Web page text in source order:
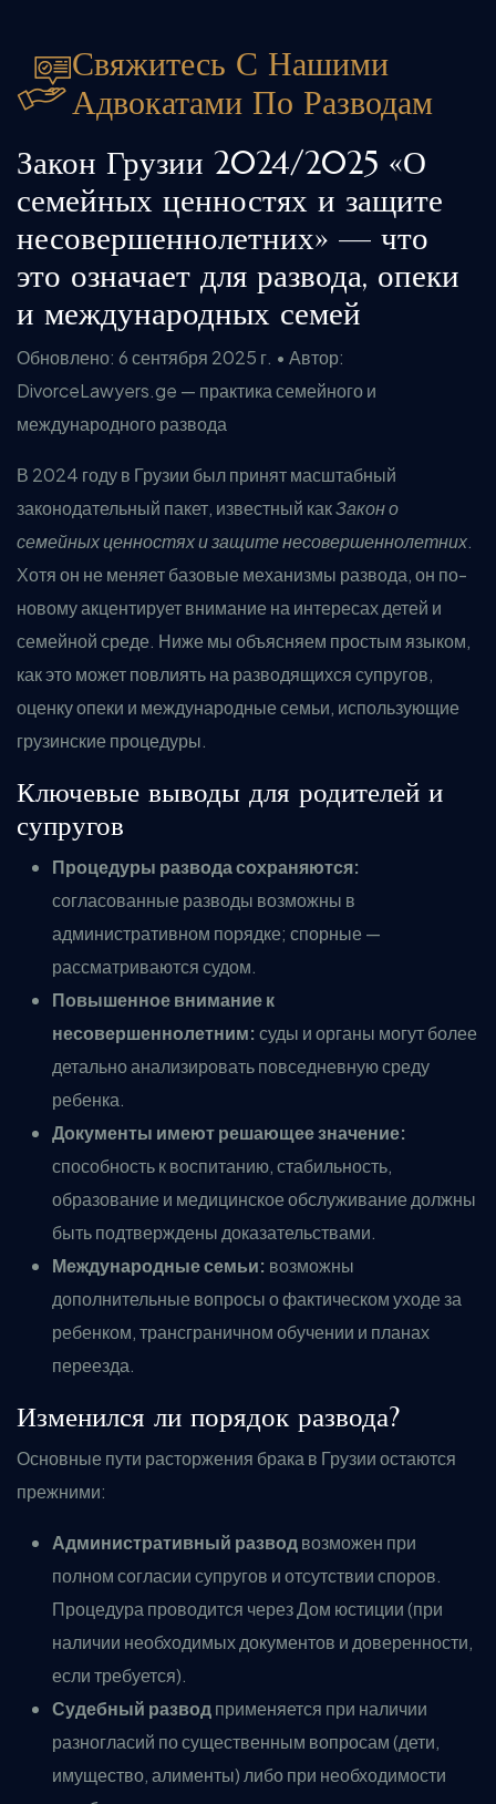
Свяжитесь С Нашими
Адвокатами По Разводам
Закон Грузии 2024/2025 «О
семейных ценностях и защите
несовершеннолетних» — что
это означает для развода, опеки
и международных семей
Обновлено: 6 сентября 2025 г. • Автор:
DivorceLawyers.ge — практика семейного и
международного развода
В 2024 году в Грузии был принят масштабный
законодательный пакет, известный какЗакон о
семейных ценностях и защите несовершеннолетних.
Хотя он не меняет базовые механизмы развода, он по-
новому акцентирует внимание на интересах детей и
семейной среде. Ниже мы объясняем простым языком,
как это может повлиять на разводящихся супругов,
оценку опеки и международные семьи, использующие
грузинские процедуры.
Ключевые выводы для родителей и
супругов
Процедуры развода сохраняются:
согласованные разводы возможны в
административном порядке; спорные —
рассматриваются судом.
Повышенное внимание к
несовершеннолетним: суды и органы могут более
детально анализировать повседневную среду
ребенка.
Документы имеют решающее значение:
способность к воспитанию, стабильность,
образование и медицинское обслуживание должны
быть подтверждены доказательствами.
Международные семьи: возможны
дополнительные вопросы о фактическом уходе за
ребенком, трансграничном обучении и планах
переезда.
Изменился ли порядок развода?
Основные пути расторжения брака в Грузии остаются
прежними:
Административный разводвозможен при
полном согласии супругов и отсутствии споров.
Процедура проводится через Дом юстиции (при
наличии необходимых документов и доверенности,
если требуется).
Судебный разводприменяется при наличии
разногласий по существенным вопросам (дети,
имущество, алименты) либо при необходимости